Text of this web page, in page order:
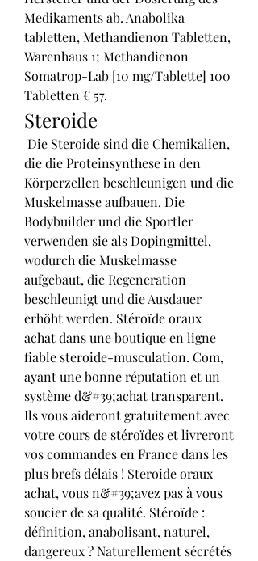
Medikaments ab. Anabolika
tabletten, Methandienon Tabletten,
Warenhaus 1; Methandienon
Somatrop-Lab [10 mg/Tablette] 100
Tabletten € 57.
Steroide
die die Proteinsynthese in den
Körperzellen beschleunigen und die
Muskelmasse aufbauen. Die
Bodybuilder und die Sportler
verwenden sie als Dopingmittel,
wodurch die Muskelmasse
aufgebaut, die Regeneration
beschleunigt und die Ausdauer
erhöht werden. Stéroïde oraux
achat dans une boutique en ligne
fiable steroide-musculation. Com,
ayant une bonne réputation et un
système d&#39;achat transparent.
Ils vous aideront gratuitement avec
votre cours de stéroïdes et livreront
vos commandes en France dans les
plus brefs délais ! Steroide oraux
achat, vous n&#39;avez pas à vous
soucier de sa qualité. Stéroïde :
définition, anabolisant, naturel,
dangereux ? Naturellement sécrétés